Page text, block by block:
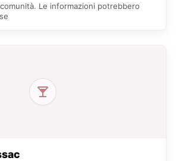
Le informazioni potrebbero